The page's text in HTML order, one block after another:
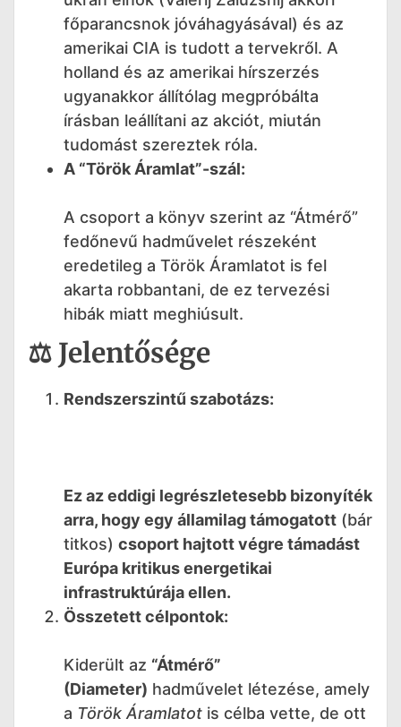
főparancsnok jóváhagyásával) és az
amerikai CIA is tudott a tervekről. A
holland és az amerikai hírszerzés
ugyanakkor állítólag megpróbálta
írásban leállítani az akciót, miután
tudomást szereztek róla.
A “Török Áramlat”-szál:
A csoport a könyv szerint az “Átmérő”
fedőnevű hadművelet részeként
eredetileg a Török Áramlatot is fel
akarta robbantani, de ez tervezési
hibák miatt meghiúsult.
⚖️ Jelentősége
Rendszerszintű szabotázs:
Ez az eddigi legrészletesebb bizonyíték
arra, hogy egy államilag támogatott (bár
titkos) csoport hajtott végre támadást
Európa kritikus energetikai
infrastruktúrája ellen.
Összetett célpontok:
Kiderült az “Átmérő”
(Diameter) hadművelet létezése, amely
a Török Áramlatot is célba vette, de ott